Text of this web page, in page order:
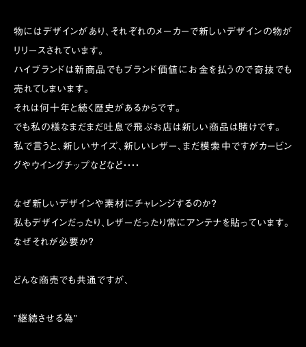
物にはデザインがあり、それぞれのメーカーで新しいデザインの物が
リリースされています。
ハイブランドは新商品でもブランド価値にお金を払うので奇抜でも
売れてしまいます。
それは何十年と続く歴史があるからです。
でも私の様なまだまだ吐息で飛ぶお店は新しい商品は賭けです。
私で言うと、新しいサイズ、新しいレザー、まだ模索中ですがカービン
グやウイングチップなどなど・・・・
なぜ新しいデザインや素材にチャレンジするのか？
私もデザインだったり、レザーだったり常にアンテナを貼っています。
なぜそれが必要か？
どんな商売でも共通ですが、
”継続させる為”